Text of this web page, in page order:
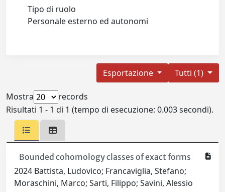
Tipo di ruolo
Personale esterno ed autonomi
Tutti (1)
Esportazione
Mostra
records
Risultati 1 - 1 di 1 (tempo di esecuzione: 0.003 secondi).
Bounded cohomology classes of exact forms
2024 Battista, Ludovico; Francaviglia, Stefano;
Moraschini, Marco; Sarti, Filippo; Savini, Alessio